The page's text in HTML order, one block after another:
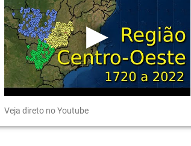
Veja direto no Youtube